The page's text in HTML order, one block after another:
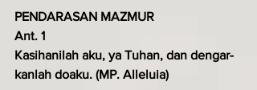
PENDARASAN MAZMUR
Ant. 1
Kasihanilah aku, ya Tuhan, dan dengar­
kanlah doaku. (MP. Alleluia)